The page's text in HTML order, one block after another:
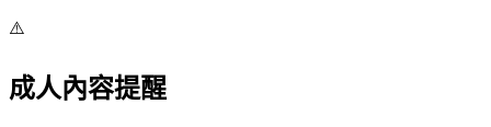
⚠️
成人內容提醒